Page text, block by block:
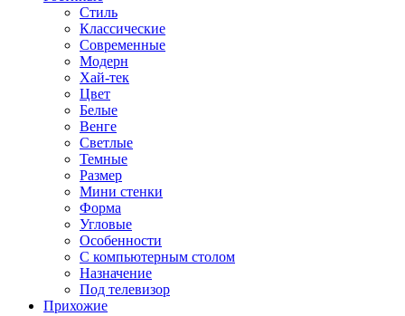
Стиль
Классические
Современные
Модерн
Хай-тек
Цвет
Белые
Венге
Светлые
Темные
Размер
Мини стенки
Форма
Угловые
Особенности
С компьютерным столом
Назначение
Под телевизор
Прихожие